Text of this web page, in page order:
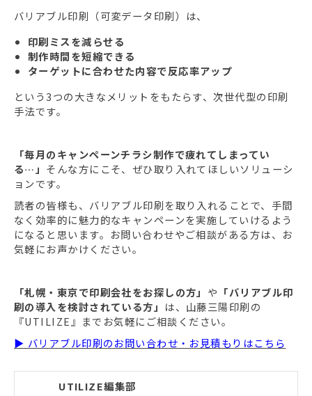
バリアブル印刷（可変データ印刷）は、
印刷ミスを減らせる
制作時間を短縮できる
ターゲットに合わせた内容で反応率アップ
という3つの大きなメリットをもたらす、次世代型の印刷
手法です。
「毎月のキャンペーンチラシ制作で疲れてしまってい
る…」 そんな方にこそ、ぜひ取り入れてほしいソリューシ
ョンです。
読者の皆様も、バリアブル印刷を取り入れることで、手間
なく効率的に魅力的なキャンペーンを実施していけるよう
になると思います。お問い合わせやご相談がある方は、お
気軽にお声かけください。
「札幌・東京で印刷会社をお探しの方」 や 「バリアブル印
刷の導入を検討されている方」 は、山藤三陽印刷の
『UTILIZE』までお気軽にご相談ください。
▶ バリアブル印刷のお問い合わせ・お見積もりはこちら
UTILIZE編集部